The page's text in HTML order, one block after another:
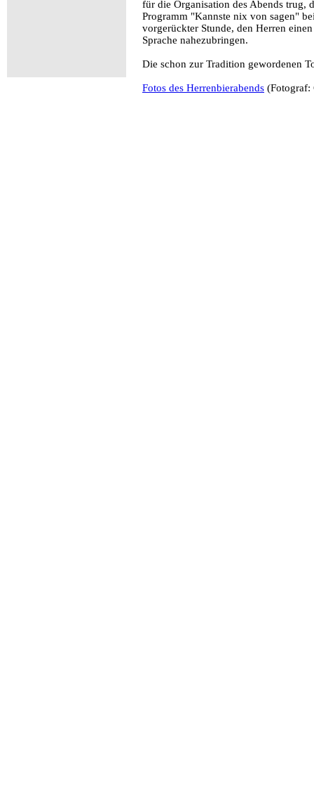
für die Organisation des Abends trug,
Programm "Kannste nix von sagen"
vorgerückter Stunde, den Herren
Sprache nahezubringen.
Die schon zur Tradition gewordenen
Fotos des Herrenbierabends (Fotograf: